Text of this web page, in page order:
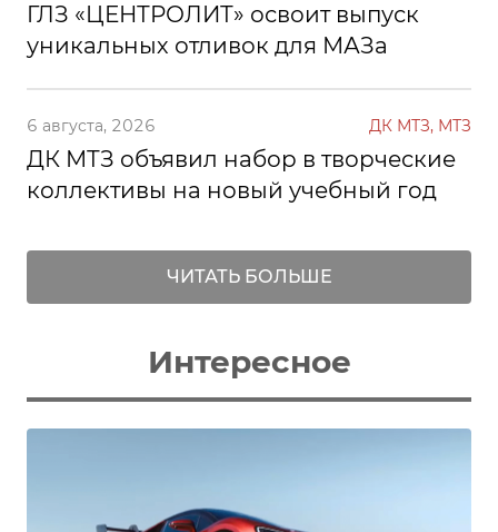
ГЛЗ «ЦЕНТРОЛИТ» освоит выпуск
уникальных отливок для МАЗа
6 августа, 2026 ДК МТЗ, МТЗ
ДК МТЗ объявил набор в творческие
коллективы на новый учебный год
ЧИТАТЬ БОЛЬШЕ
Интересное